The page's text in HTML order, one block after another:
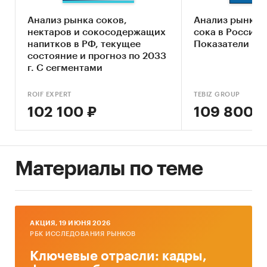
Анализ рынка соков,
нектаров и сокосодержащих
напитков в РФ, текущее
состояние и прогноз по 2033
г. С сегментами
ROIF EXPERT
102 100 ₽
Анализ рынка
сока в России
Показатели и
TEBIZ GROUP
109 800 ₽
Материалы по теме
AКЦИЯ, 19 ИЮНЯ 2026
РБК ИССЛЕДОВАНИЯ РЫНКОВ
Ключевые отрасли: кадры,